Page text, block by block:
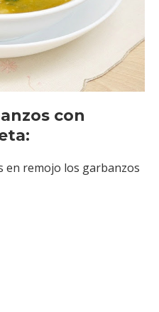
con
en remojo los garbanzos